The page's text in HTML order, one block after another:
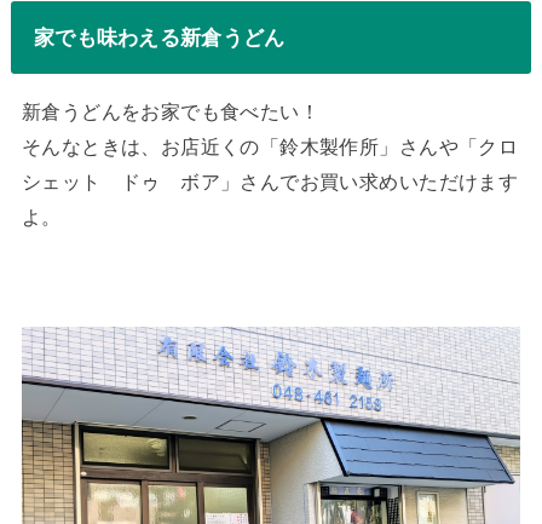
家でも味わえる新倉うどん
新倉うどんをお家でも食べたい！
そんなときは、お店近くの「鈴木製作所」さんや「クロ
シェット ドゥ ボア」さんでお買い求めいただけます
よ。